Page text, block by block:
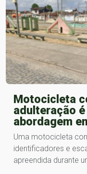
Motocicleta
adulteração
abordagem
Uma motocicleta
identificadores e
apreendida durante